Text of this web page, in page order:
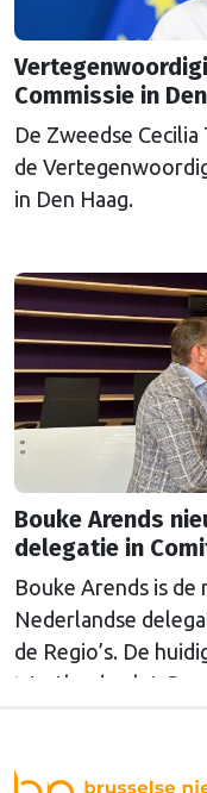
Commissie in
De Zweedse
de
in Den Haag.
Bouke Arends
delegatie in
Bouke Arends is
Nederlandse
de Regio’s. De
Westland volgt
Nederlandse